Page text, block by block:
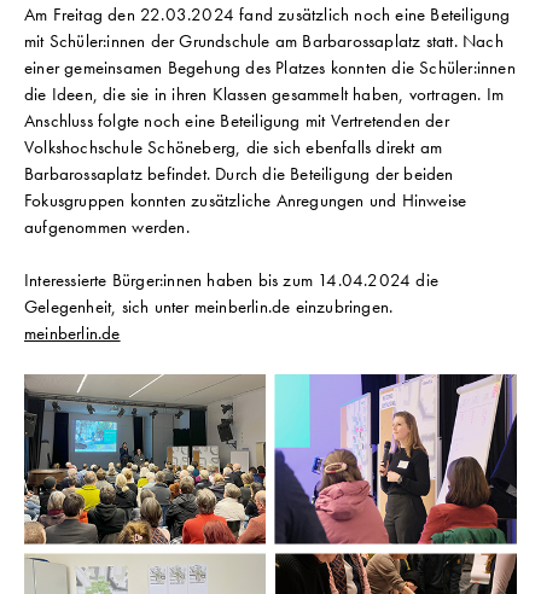
Am Freitag den 22.03.2024 fand zusätzlich noch eine Beteiligung
mit Schüler:innen der Grundschule am Barbarossaplatz statt. Nach
einer gemeinsamen Begehung des Platzes konnten die Schüler:innen
die Ideen, die sie in ihren Klassen gesammelt haben, vortragen. Im
Anschluss folgte noch eine Beteiligung mit Vertretenden der
Volkshochschule Schöneberg, die sich ebenfalls direkt am
Barbarossaplatz befindet. Durch die Beteiligung der beiden
Fokusgruppen konnten zusätzliche Anregungen und Hinweise
aufgenommen werden.
Interessierte Bürger:innen haben bis zum 14.04.2024 die
Gelegenheit, sich unter meinberlin.de einzubringen.
meinberlin.de